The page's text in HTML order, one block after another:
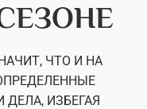
ЧТО И НА
ИЗБЕГАЯ